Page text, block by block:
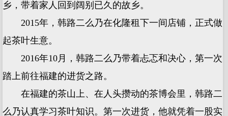
乡，带着家人回到阔别已久的故乡。
2015年，韩路二么乃在化隆租下一间店铺，正式做
起茶叶生意。
2016年10月，韩路二么乃带着忐忑和决心，第一次
踏上前往福建的进货之路。
在福建的茶山上、在人头攒动的茶博会里，韩路二
么乃认真学习茶叶知识。第一次进货，他就凭着一股实